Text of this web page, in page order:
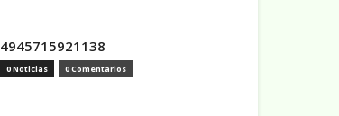
4945715921138
0 Noticias 0 Comentarios